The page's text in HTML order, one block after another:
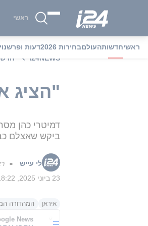
ראשי
ראשיחדשותהעולםבחירות 2026 דעות
i24NEWS
"הציג
דמיטרי כהן
ביקש שאצלם
לי עייש ■
23 ביוני 2025, 18:22
איראן המהדורה
News